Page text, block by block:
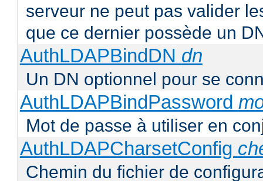
serveur ne peut pas valider
que ce dernier possède un
AuthLDAPBindDN dn
Un DN optionnel pour se
AuthLDAPBindPassword
Mot de passe à utiliser en
AuthLDAPCharsetConfig
Chemin du fichier de